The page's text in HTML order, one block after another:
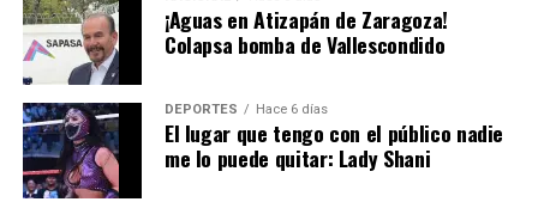
desmarca del hecho discriminatorio y ya analizan
negarles la reelección como diputadas.
que les entreguen las prerrogativas, sólo habla de la
desmedida ambición por el dinero público, tanto de él
como del grupo que dirige Víctor Hugo Lobo Román, y
sus allegados.
¡Aguas en Atizapán de Zaragoza!
Colapsa bomba de Vallescondido
DEPORTES Hace 6 días
El lugar que tengo con el público nadie
me lo puede quitar: Lady Shani